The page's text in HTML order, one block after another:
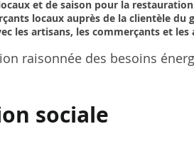
et de saison pour la
locaux auprès de la clientèle du
les artisans, les commerçants et les
raisonnée des besoins
sociale